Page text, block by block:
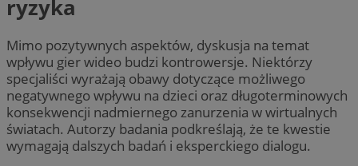
ryzyka
Mimo pozytywnych aspektów, dyskusja na temat
wpływu gier wideo budzi kontrowersje. Niektórzy
specjaliści wyrażają obawy dotyczące możliwego
negatywnego wpływu na dzieci oraz długoterminowych
konsekwencji nadmiernego zanurzenia w wirtualnych
światach. Autorzy badania podkreślają, że te kwestie
wymagają dalszych badań i eksperckiego dialogu.